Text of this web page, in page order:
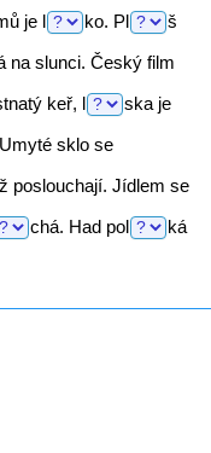
je l ko. Pl
š
na slunci. Český film
keř, l skaje
sklo se
poslouchají. Jídlem se
chá. Had pol
ká